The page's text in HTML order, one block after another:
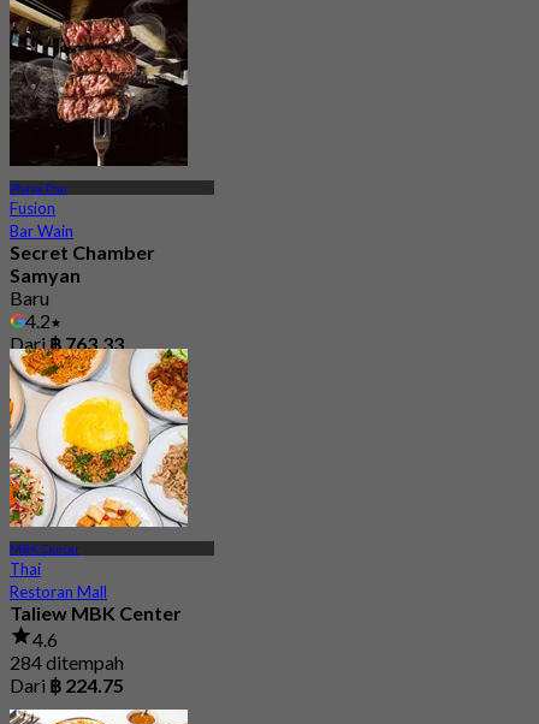
Phaya Thai
Fusion
Bar Wain
Secret Chamber
Samyan
Baru
4.2
Dari ฿ 763.33
MBK Center
Thai
Restoran Mall
Taliew MBK Center
4.6
284 ditempah
Dari ฿ 224.75